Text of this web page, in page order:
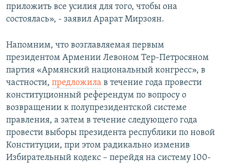
приложить все усилия для того, чтобы она
состоялась», - заявил Арарат Мирзоян.
Напомним, что возглавляемая первым
президентом Армении Левоном Тер-Петросяном
партия «Армянский национальный конгресс», в
частности, предложила в течение года провести
конституционный референдум по вопросу о
возвращении к полупрезидентской системе
правления, а затем в течение следующего года
провести выборы президента республики по новой
Конституции, при этом радикально изменив
Избирательный кодекс – перейдя на систему 100-